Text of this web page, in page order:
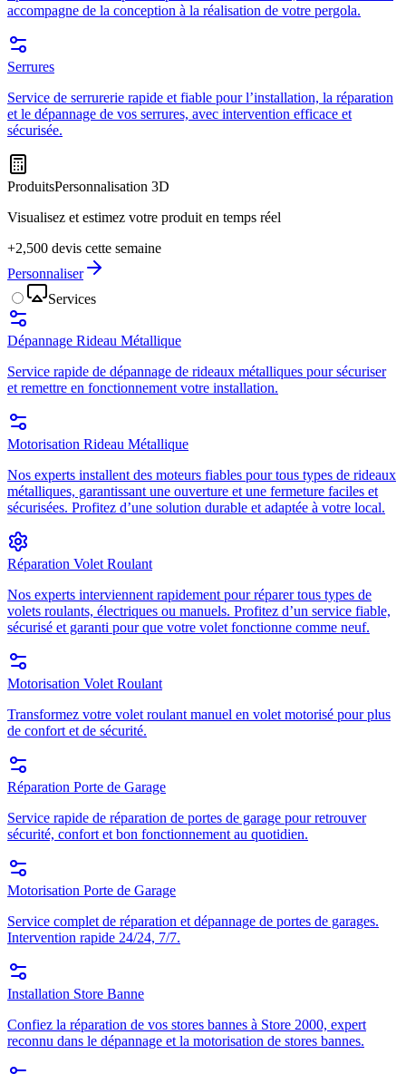
accompagne de la conception à la réalisation de votre pergola.
Serrures
Service de serrurerie rapide et fiable pour l’installation, la réparation
et le dépannage de vos serrures, avec intervention efficace et
sécurisée.
ProduitsPersonnalisation 3D
Visualisez et estimez votre produit en temps réel
+2,500 devis cette semaine
Personnaliser
Services
Dépannage Rideau Métallique
Service rapide de dépannage de rideaux métalliques pour sécuriser
et remettre en fonctionnement votre installation.
Motorisation Rideau Métallique
Nos experts installent des moteurs fiables pour tous types de rideaux
métalliques, garantissant une ouverture et une fermeture faciles et
sécurisées. Profitez d’une solution durable et adaptée à votre local.
Réparation Volet Roulant
Nos experts interviennent rapidement pour réparer tous types de
volets roulants, électriques ou manuels. Profitez d’un service fiable,
sécurisé et garanti pour que votre volet fonctionne comme neuf.
Motorisation Volet Roulant
Transformez votre volet roulant manuel en volet motorisé pour plus
de confort et de sécurité.
Réparation Porte de Garage
Service rapide de réparation de portes de garage pour retrouver
sécurité, confort et bon fonctionnement au quotidien.
Motorisation Porte de Garage
Service complet de réparation et dépannage de portes de garages.
Intervention rapide 24/24, 7/7.
Installation Store Banne
Confiez la réparation de vos stores bannes à Store 2000, expert
reconnu dans le dépannage et la motorisation de stores bannes.